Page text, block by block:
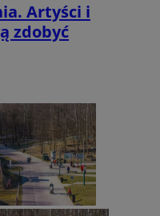
Artyści i
zdobyć